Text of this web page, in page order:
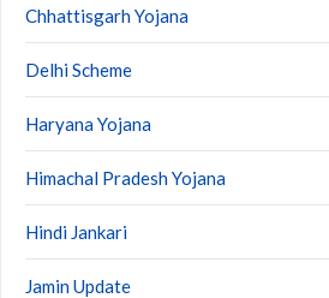
Chhattisgarh Yojana
Delhi Scheme
Haryana Yojana
Himachal Pradesh Yojana
Hindi Jankari
Jamin Update